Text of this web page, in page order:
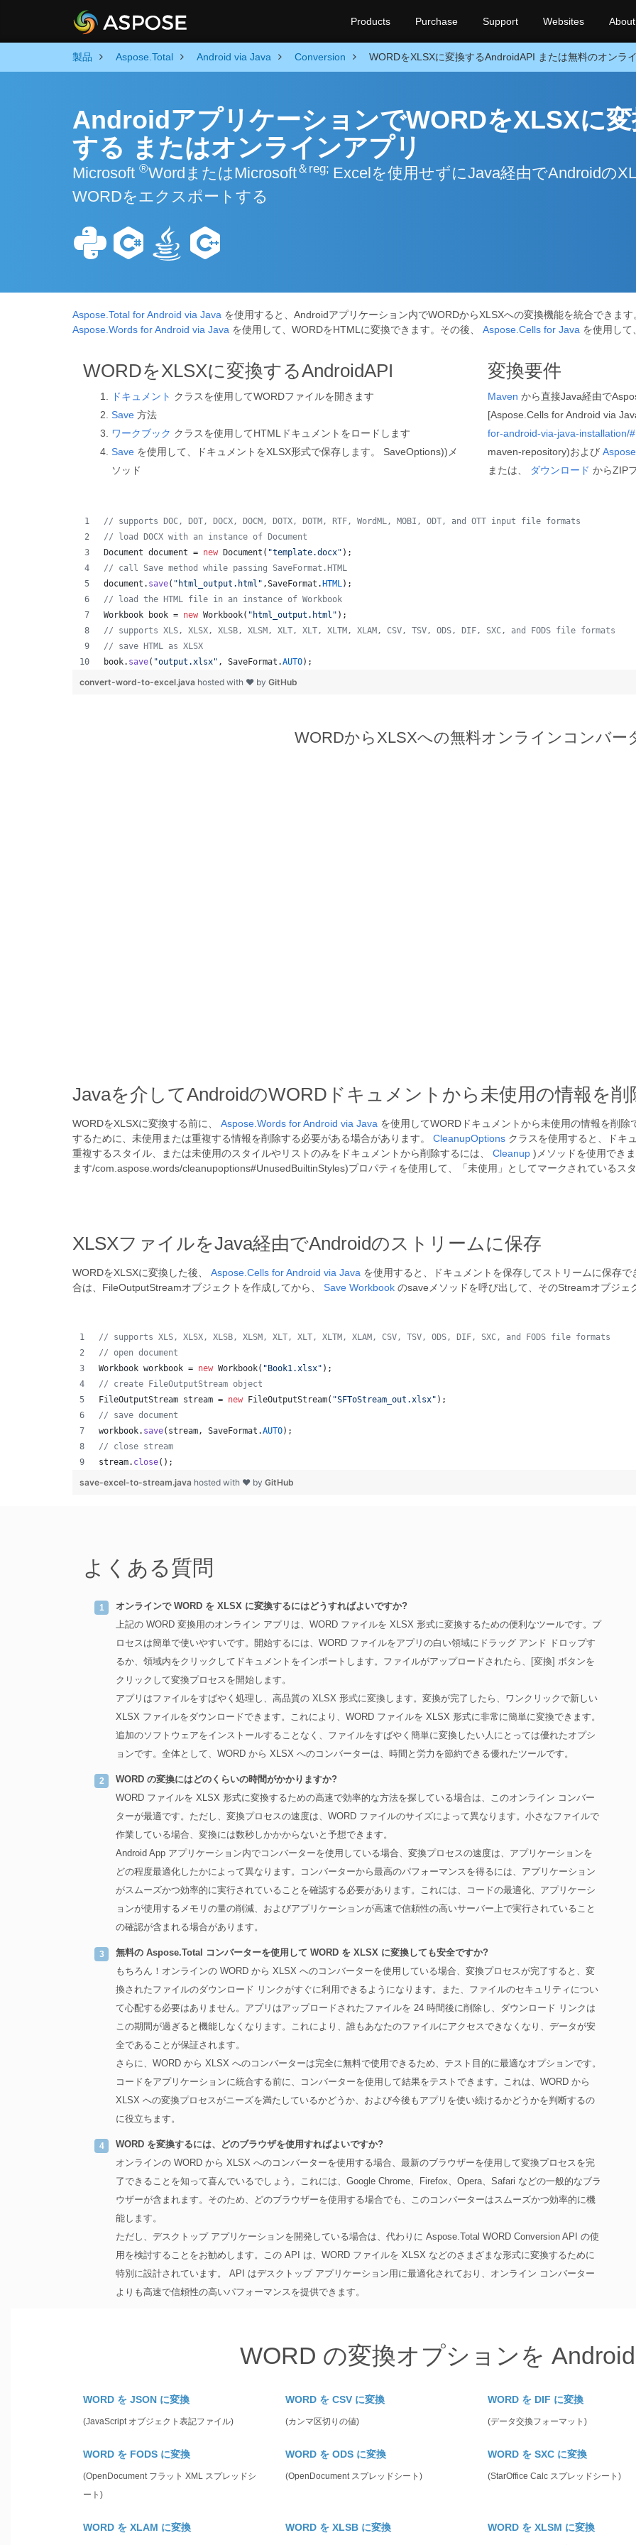
Products Purchase Support Websites About
製品 Aspose.Total Android via Java Conversion WORDをXLSXに変換するAndroidAPI または無料のオンラ
AndroidアプリケーションでWORDをXLSXに
する またはオンラインアプリ
Microsoft ®WordまたはMicrosoft＆reg; Excelを使用せずにJava経由でAndroidの
WORDをエクスポートする
Aspose.Total for Android via Java を使用すると、Androidアプリケーション内でWORDからXLSXへの変換機能を統合できま
Aspose.Words for Android via Java を使用して、WORDをHTMLに変換できます。その後、 Aspose.Cells for Java を使用して
WORDをXLSXに変換するAndroidAPI
ドキュメント クラスを使用してWORDファイルを開きます
Save 方法
ワークブック クラスを使用してHTMLドキュメントをロードします
Save を使用して、ドキュメントをXLSX形式で保存します。 SaveOptions))メ
ソッド
変換要件
Maven から直接Java経由で
[Aspose.Cells for Android via
for-android-via-java-installation/
maven-repository)および
または、
ダウンロード からZIP
// supports DOC, DOT, DOCX, DOCM, DOTX, DOTM, RTF, WordML, MOBI, ODT, and OTT input file formats
// load DOCX with an instance of Document
Document document = new Document ( "template.docx" );
// call Save method while passing SaveFormat.HTML
document . save( "html_output.html" ,SaveFormat . HTML);
// load the HTML file in an instance of Workbook
Workbook
book = new Workbook( "html_output.html" );
// supports XLS, XLSX, XLSB, XLSM, XLT, XLT, XLTM, XLAM, CSV, TSV, ODS, DIF, SXC, and FODS file formats
// save HTML as XLSX
book. save( "output.xlsx" , SaveFormat .AUTO);
convert-word-to-excel.java hosted with ❤ by GitHub
WORDからXLSXへの無料オンラインコンバー
Javaを介してAndroidのWORDドキュメントから未使用の情報を削
WORDをXLSXに変換する前に、 Aspose.Words for Android via Java を使用してWORDドキュメントから未使用の情報を削
するために、未使用または重複する情報を削除する必要がある場合があります。 CleanupOptions クラスを使用すると、ドキ
重複するスタイル、または未使用のスタイルやリストのみをドキュメントから削除するには、 Cleanup )メソッドを使用できま
ます/com.aspose.words/cleanupoptions#UnusedBuiltinStyles)プロパティを使用して、「未使用」としてマークされているス
XLSXファイルをJava経由でAndroidのストリームに保存
WORDをXLSXに変換した後、 Aspose.Cells for Android via Java を使用すると、ドキュメントを保存してストリームに保存
合は、FileOutputStreamオブジェクトを作成してから、 Save Workbook のsaveメソッドを呼び出して、そのStreamオブジェ
// supports XLS, XLSX, XLSB, XLSM, XLT, XLT, XLTM, XLAM, CSV, TSV, ODS, DIF, SXC, and FODS file formats
// open document
Workbook workbook = new Workbook( "Book1.xlsx" );
// create FileOutputStream object
FileOutputStream stream = new FileOutputStream( "SFToStream_out.xlsx" );
// save document
workbook. save( stream, SaveFormat .AUTO);
// close stream
stream. close();
save-excel-to-stream.java hosted with ❤ by GitHub
よくある質問
オンラインで WORD を XLSX に変換するにはどうすればよいですか?
上記の WORD 変換用のオンライン アプリは、WORD ファイルを XLSX 形式に変換するための便利なツールです。プ
ロセスは簡単で使いやすいです。開始するには、WORD ファイルをアプリの白い領域にドラッグ アンド ドロップす
るか、領域内をクリックしてドキュメントをインポートします。ファイルがアップロードされたら、[変換] ボタンを
クリックして変換プロセスを開始します。
アプリはファイルをすばやく処理し、高品質の XLSX 形式に変換します。変換が完了したら、ワンクリックで新しい
XLSX ファイルをダウンロードできます。これにより、WORD ファイルを XLSX 形式に非常に簡単に変換できます。
追加のソフトウェアをインストールすることなく、ファイルをすばやく簡単に変換したい人にとっては優れたオプシ
ョンです。全体として、WORD から XLSX へのコンバーターは、時間と労力を節約できる優れたツールです。
WORD の変換にはどのくらいの時間がかかりますか?
WORD ファイルを XLSX 形式に変換するための高速で効率的な方法を探している場合は、このオンライン コンバー
ターが最適です。ただし、変換プロセスの速度は、WORD ファイルのサイズによって異なります。小さなファイルで
作業している場合、変換には数秒しかかからないと予想できます。
Android App アプリケーション内でコンバーターを使用している場合、変換プロセスの速度は、アプリケーションを
どの程度最適化したかによって異なります。コンバーターから最高のパフォーマンスを得るには、アプリケーション
がスムーズかつ効率的に実行されていることを確認する必要があります。これには、コードの最適化、アプリケーシ
ョンが使用するメモリの量の削減、およびアプリケーションが高速で信頼性の高いサーバー上で実行されていること
の確認が含まれる場合があります。
無料の Aspose.Total コンバーターを使用して WORD を XLSX に変換しても安全ですか?
もちろん！オンラインの WORD から XLSX へのコンバーターを使用している場合、変換プロセスが完了すると、変
換されたファイルのダウンロード リンクがすぐに利用できるようになります。また、ファイルのセキュリティについ
て心配する必要はありません。アプリはアップロードされたファイルを 24 時間後に削除し、ダウンロード リンクは
この期間が過ぎると機能しなくなります。これにより、誰もあなたのファイルにアクセスできなくなり、データが安
全であることが保証されます。
さらに、WORD から XLSX へのコンバーターは完全に無料で使用できるため、テスト目的に最適なオプションです。
コードをアプリケーションに統合する前に、コンバーターを使用して結果をテストできます。これは、WORD から
XLSX への変換プロセスがニーズを満たしているかどうか、および今後もアプリを使い続けるかどうかを判断するの
に役立ちます。
WORD を変換するには、どのブラウザを使用すればよいですか?
オンラインの WORD から XLSX へのコンバーターを使用する場合、最新のブラウザーを使用して変換プロセスを完
了できることを知って喜んでいるでしょう。これには、Google Chrome、Firefox、Opera、Safari などの一般的なブラ
ウザーが含まれます。そのため、どのブラウザーを使用する場合でも、このコンバーターはスムーズかつ効率的に機
能します。
ただし、デスクトップ アプリケーションを開発している場合は、代わりに Aspose.Total WORD Conversion API の使
用を検討することをお勧めします。この API は、WORD ファイルを XLSX などのさまざまな形式に変換するために
特別に設計されています。 API はデスクトップ アプリケーション用に最適化されており、オンライン コンバーター
よりも高速で信頼性の高いパフォーマンスを提供できます。
WORD の変換オプションを
WORD を JSON に変換
(JavaScript オブジェクト表記ファイル)
WORD を CSV に変換
(カンマ区切りの値)
WORD を DIF に変換
(データ交換フォーマット)
WORD を FODS に変換
(OpenDocument フラット XML スプレッドシ
ート)
WORD を ODS に変換
(OpenDocument スプレッドシート)
WORD を SXC に変換
(StarOffice Calc スプレッドシート)
WORD を XLAM に変換 WORD を XLSB に変換 WORD を XLSM に変換